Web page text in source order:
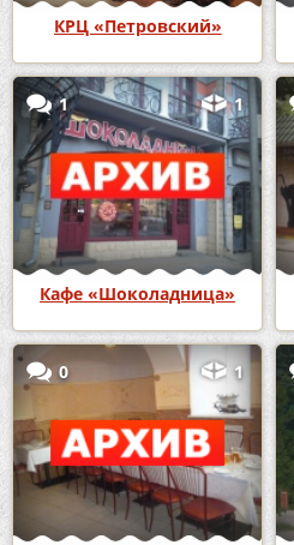
КРЦ «Петровский»
1 1
Кафе «Шоколадница»
0 1